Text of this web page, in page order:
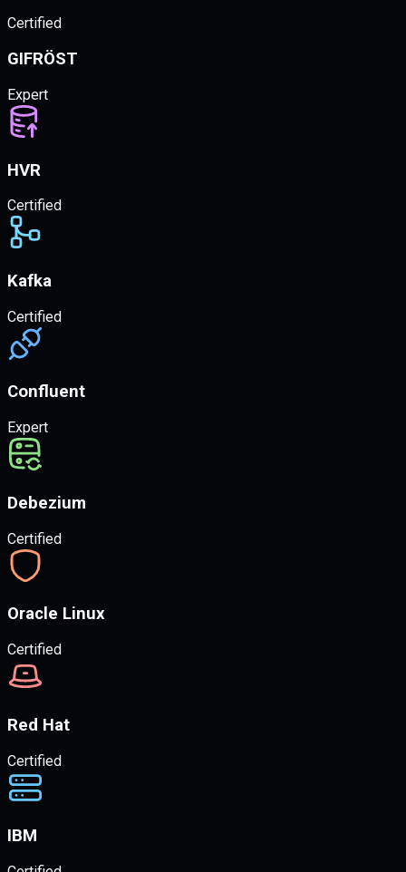
Certified
GIFRÖST
Expert
HVR
Certified
Kafka
Certified
Confluent
Expert
Debezium
Certified
Oracle Linux
Certified
Red Hat
Certified
IBM